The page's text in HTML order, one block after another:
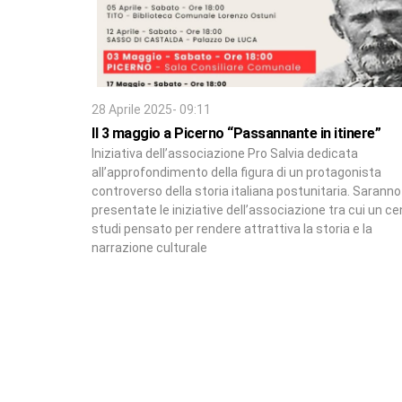
28 Aprile 2025- 09:11
Il 3 maggio a Picerno “Passannante in itinere”
Iniziativa dell’associazione Pro Salvia dedicata
all’approfondimento della figura di un protagonista
controverso della storia italiana postunitaria. Saranno
presentate le iniziative dell’associazione tra cui un
studi pensato per rendere attrattiva la storia e la
narrazione culturale